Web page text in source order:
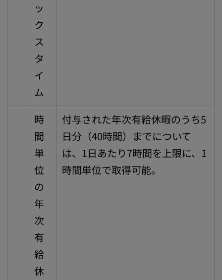
ッ
ク
ス
タ
イ
ム
時
間
単
位
の
年
次
有
給
休
付与された年次有給休暇のうち5
日分（40時間）までについて
は、1日あたり7時間を上限に、1
時間単位で取得可能。